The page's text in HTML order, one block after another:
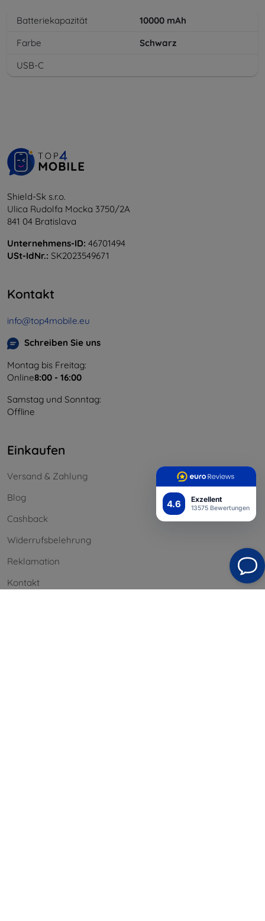
4.6 Exzellent
13575 Bewertungen
Batteriekapazität 10000 mAh
Farbe
Schwarz
USB-C
Shield-Sk s.r.o.
Ulica Rudolfa Mocka 3750/2A
841 04 Bratislava
Unternehmens-ID: 46701494
USt-IdNr.: SK2023549671
Kontakt
info@top4mobile.eu
Schreiben Sie uns
Montag bis Freitag:
Online8:00 - 16:00
Samstag und Sonntag:
Offline
Einkaufen
Versand & Zahlung
Blog
Cashback
Widerrufsbelehrung
Reklamation
Kontakt